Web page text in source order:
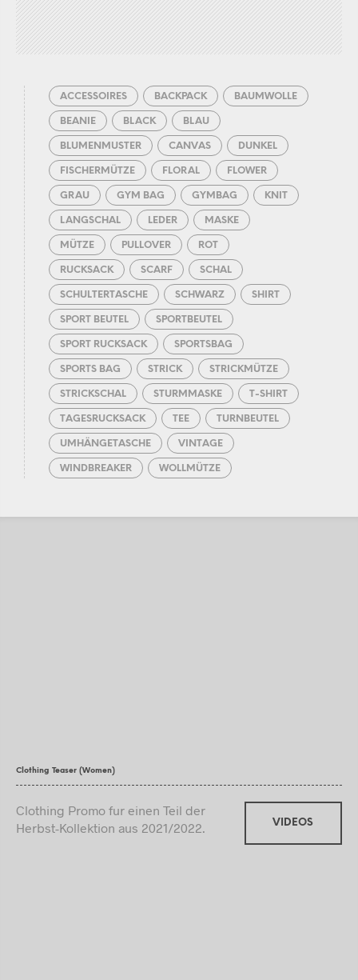
ACCESSOIRES BACKPACK BAUMWOLLE
BEANIE BLACK BLAU
BLUMENMUSTER CANVAS DUNKEL
FISCHERMÜTZE FLORAL FLOWER
GRAU GYM BAG GYMBAG KNIT
LANGSCHAL LEDER MASKE
MÜTZE PULLOVER ROT
RUCKSACK SCARF SCHAL
SCHULTERTASCHE SCHWARZ SHIRT
SPORT BEUTEL SPORTBEUTEL
SPORT RUCKSACK SPORTSBAG
SPORTS BAG STRICK STRICKMÜTZE
STRICKSCHAL STURMMASKE T-SHIRT
TAGESRUCKSACK TEE TURNBEUTEL
UMHÄNGETASCHE VINTAGE
WINDBREAKER WOLLMÜTZE
Clothing Teaser (Women)
Clothing Promo fur einen Teil der
Herbst-Kollektion aus 2021/2022.
VIDEOS